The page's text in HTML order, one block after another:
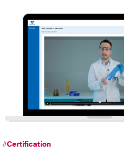
#Certification